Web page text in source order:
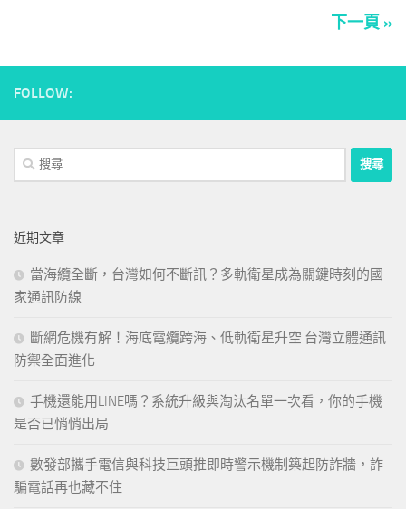
下一頁 »
FOLLOW:
搜
尋
字:
近期文章
當海纜全斷，台灣如何不斷訊？多軌衛星成為關鍵時刻的國
家通訊防線
斷網危機有解！海底電纜跨海、低軌衛星升空 台灣立體通訊
防禦全面進化
手機還能用LINE嗎？系統升級與淘汰名單一次看，你的手機
是否已悄悄出局
數發部攜手電信與科技巨頭推即時警示機制築起防詐牆，詐
騙電話再也藏不住